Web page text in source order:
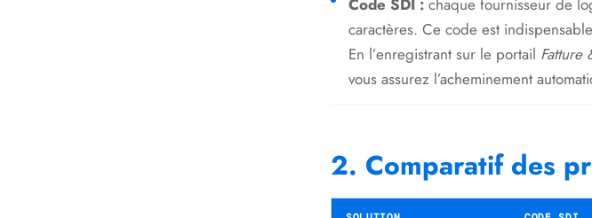
Code SDI : chaque fournisseur de
caractères. Ce code est
En l’enregistrant sur le portail Fatture
vous assurez l’acheminement
2. Comparatif des